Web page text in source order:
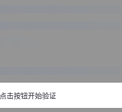
点击按钮开始验证